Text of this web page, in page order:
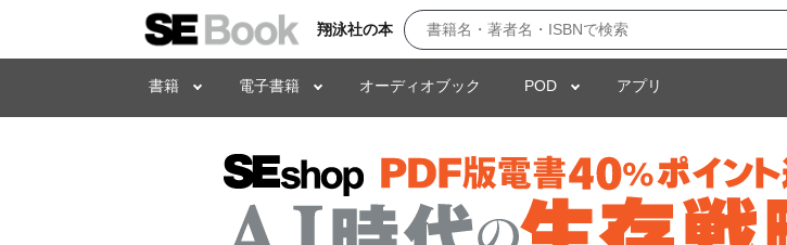
翔泳社の本
書籍 電子書籍 オーディオブック POD アプリ